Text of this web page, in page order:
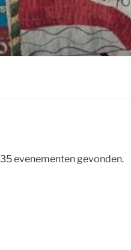
Ga
naar
de
inhoud
35 evenementen gevonden.